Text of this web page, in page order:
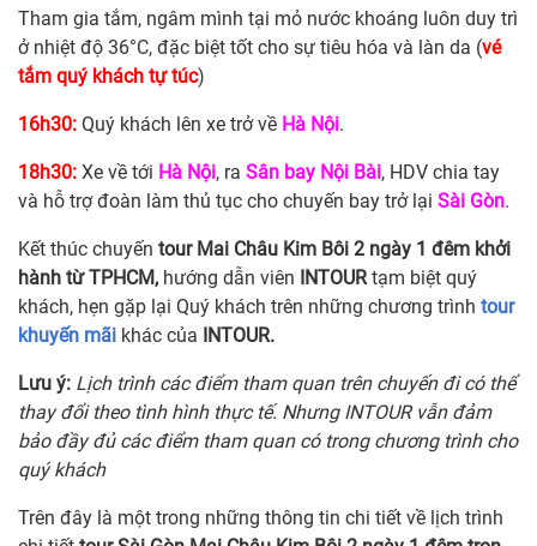
Tham gia tắm, ngâm mình tại mỏ nước khoáng luôn duy trì
ở nhiệt độ 36°C, đặc biệt tốt cho sự tiêu hóa và làn da (vé
tắm quý khách tự túc)
16h30: Quý khách lên xe trở về Hà Nội.
18h30: Xe về tới Hà Nội, ra Sân bay Nội Bài, HDV chia tay
và hỗ trợ đoàn làm thủ tục cho chuyến bay trở lại Sài Gòn.
Kết thúc chuyến tour Mai Châu Kim Bôi 2 ngày 1 đêm khởi
hành từ TPHCM, hướng dẫn viên INTOURtạm biệt quý
khách, hẹn gặp lại Quý khách trên những chương trình tour
khuyến mãi khác của INTOUR.
Lưu ý: Lịch trình các điểm tham quan trên chuyến đi có thể
thay đổi theo tình hình thực tế. Nhưng INTOUR vẫn đảm
bảo đầy đủ các điểm tham quan có trong chương trình cho
quý khách
Trên đây là một trong những thông tin chi tiết về lịch trình